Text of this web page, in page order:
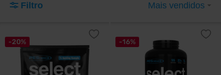
Filtro Mais vendidos
-20% -16%